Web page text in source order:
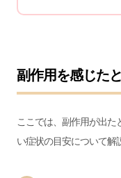
副作用を感じた
ここでは、副作用が出た
い症状の目安について解